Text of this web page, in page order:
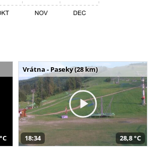
Vrátna - Paseky (28 km)
18:34 28,8 °C